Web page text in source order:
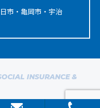
市・亀岡市・宇治
INSURANCE &